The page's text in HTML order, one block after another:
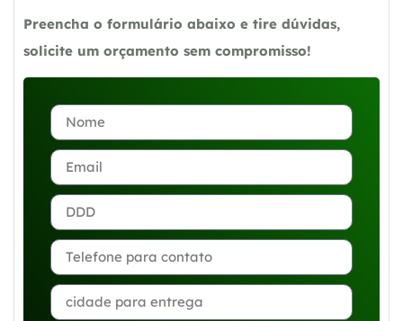
Preencha o formulário abaixo e tire dúvidas,
solicite um orçamento sem compromisso!